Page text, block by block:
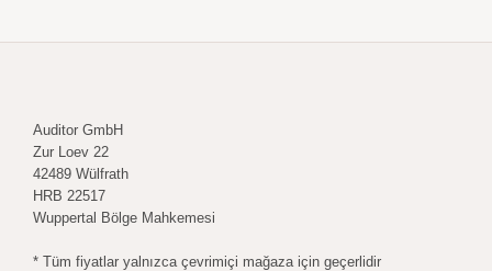
Auditor GmbH
Zur Loev 22
42489 Wülfrath
HRB 22517
Wuppertal Bölge Mahkemesi
* Tüm fiyatlar yalnızca çevrimiçi mağaza için geçerlidir